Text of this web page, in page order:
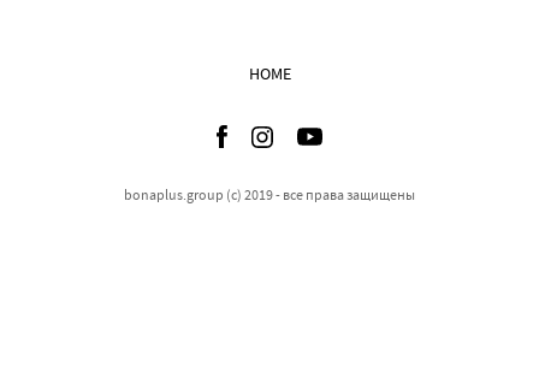
HOME
bonaplus.group (c) 2019 - все права защищены